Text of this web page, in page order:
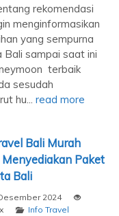
rekomendasi
menginformasikan
yang sempurna
Bali sampai saat ini
terbaik
sesudah
hu... read more
Bali Murah
Menyediakan Paket
Bali
2024
Info Travel